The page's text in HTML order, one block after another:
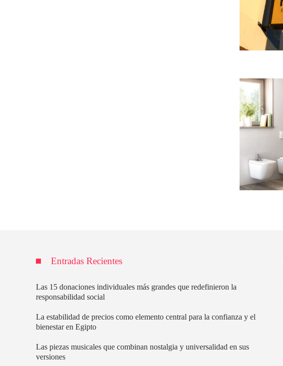
Entradas Recientes
Las 15 donaciones individuales más grandes que redefinieron la
responsabilidad social
La estabilidad de precios como elemento central para la confianza y el
bienestar en Egipto
Las piezas musicales que combinan nostalgia y universalidad en sus
versiones